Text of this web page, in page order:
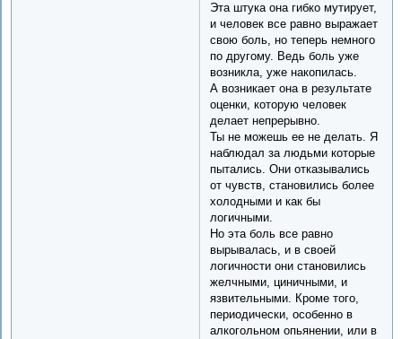
Эта штука она гибко мутирует,
и человек все равно выражает
свою боль, но теперь немного
по другому. Ведь боль уже
возникла, уже накопилась.
А возникает она в результате
оценки, которую человек
делает непрерывно.
Ты не можешь ее не делать. Я
наблюдал за людьми которые
пытались. Они отказывались
от чувств, становились более
холодными и как бы
логичными.
Но эта боль все равно
вырывалась, и в своей
логичности они становились
желчными, циничными, и
язвительными. Кроме того,
периодически, особенно в
алкогольном опьянении, или в